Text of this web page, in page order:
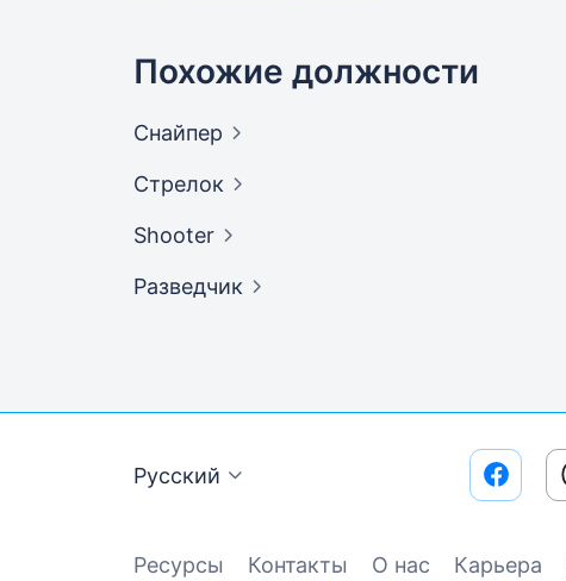
Похожие должности
Снайпер
Стрелок
Shooter
Разведчик
Русский
Ресурсы Контакты О нас Карьера